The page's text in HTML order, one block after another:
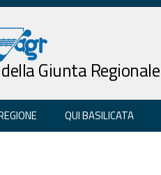
Giunta Regionale
QUI BASILICATA